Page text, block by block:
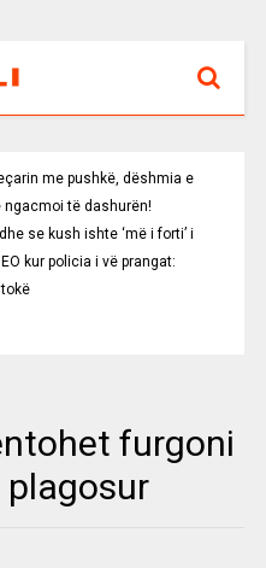
me pushkë, dëshmia e
ngacmoi të dashurën!
se kush ishte ‘më i forti’ i
kur policia i vë prangat:
furgoni
plagosur